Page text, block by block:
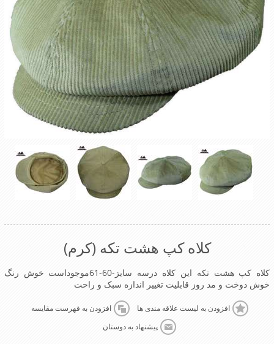
کلاه کپ هشت تکه (کرم)
کلاه کپ هشت تکه این کلاه درسه سایز-60-61موجوداست خوش رنگ
خوش دوخت و مد روز قابلیت تغییر اندازه سبک و راحت
افزودن به لیست علاقه مندی ها افزودن به فهرست مقایسه
پیشنهاد به دوستان